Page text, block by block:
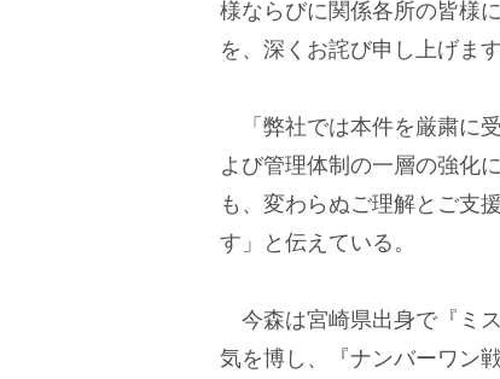
様ならびに関係各所の皆様
を、深くお詫び申し上げま
「弊社では本件を厳粛に
よび管理体制の一層の強化
も、変わらぬご理解とご支
す」と伝えている。
今森は宮崎県出身で『ミ
気を博し、『ナンバーワン